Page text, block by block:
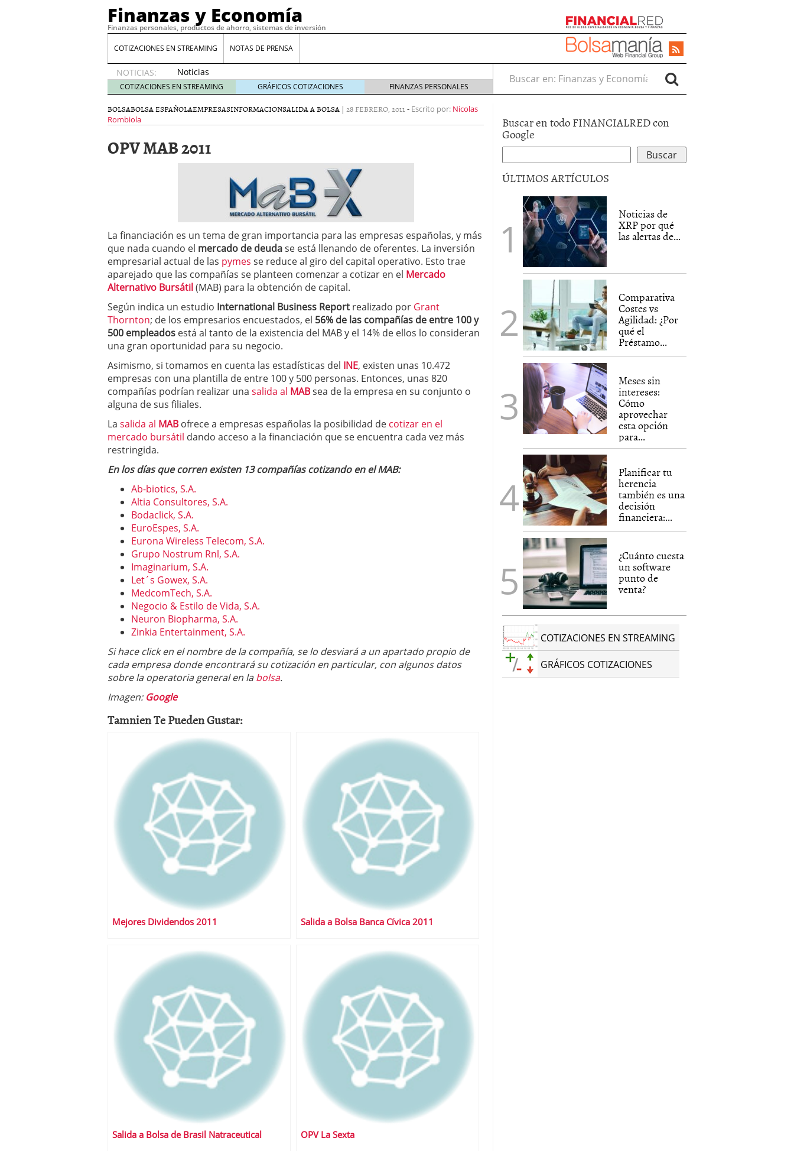
Finanzas y Economía
Finanzas personales, productos de ahorro, sistemas de inversión
COTIZACIONES EN STREAMING NOTAS DE PRENSA
NOTICIAS:
Noticias
de XRP
por qué
las
whales
suelen
llegar
Comparativa Costes vs Agilidad: ¿Por qué el Préstamo Promotor privado
acelera la rentabilidad? 12 de diciembre de 2025
Meses sin intereses: Cómo aprovechar esta opción para gestionar tus
compras 24 de noviembre de 2025
Planificar tu herencia también es una decisión financiera: cómo anticiparte
a los costes 21 de noviembre de 2025
¿Cuánto cuesta un software punto de venta? 3 de octubre de 2025
COTIZACIONES EN STREAMING GRÁFICOS COTIZACIONES FINANZAS PERSONALES
Buscar en:
BOLSABOLSA ESPAÑOLAEMPRESASINFORMACIONSALIDA A BOLSA | 28 FEBRERO, 2011 - Escrito por: Nicolas
Rombiola
OPV MAB 2011
La financiación es un tema de gran importancia para las empresas españolas, y más
que nada cuando el mercado de deudase está llenando de oferentes. La inversión
empresarial actual de las pymes se reduce al giro del capital operativo. Esto trae
aparejado que las compañías se planteen comenzar a cotizar en el Mercado
Alternativo Bursátil(MAB) para la obtención de capital.
Según indica un estudio International Business Report realizado por Grant
Thornton; de los empresarios encuestados, el 56% de las compañías de entre 100 y
500 empleados está al tanto de la existencia del MAB y el 14% de ellos lo consideran
una gran oportunidad para su negocio.
Asimismo, si tomamos en cuenta las estadísticas del INE, existen unas 10.472
empresas con una plantilla de entre 100 y 500 personas. Entonces, unas 820
compañías podrían realizar una salida al MABsea de la empresa en su conjunto o
alguna de sus filiales.
La salida al MABofrece a empresas españolas la posibilidad de cotizar en el
mercado bursátil dando acceso a la financiación que se encuentra cada vez más
restringida.
En los días que corren existen 13 compañías cotizando en el MAB:
Ab-biotics, S.A.
Altia Consultores, S.A.
Bodaclick, S.A.
EuroEspes, S.A.
Eurona Wireless Telecom, S.A.
Grupo Nostrum Rnl, S.A.
Imaginarium, S.A.
Let´s Gowex, S.A.
MedcomTech, S.A.
Negocio & Estilo de Vida, S.A.
Neuron Biopharma, S.A.
Zinkia Entertainment, S.A.
Si hace click en el nombre de la compañía, se lo desviará a un apartado propio de
cada empresa donde encontrará su cotización en particular, con algunos datos
sobre la operatoria general en labolsa.
Imagen: Google
Tamnien Te Pueden Gustar:
Mejores Dividendos 2011 Salida a Bolsa Banca Cívica 2011
Salida a Bolsa de Brasil Natraceutical OPV La Sexta
Buscar en todo FINANCIALRED con
Google
ÚLTIMOS ARTÍCULOS
Noticias de
XRP por qué
las alertas de...
Comparativa
Costes vs
Agilidad: ¿Por
qué el
Préstamo...
Meses sin
intereses:
Cómo
aprovechar
esta opción
para...
Planificar tu
herencia
también es una
decisión
financiera:...
¿Cuánto cuesta
un software
punto de
venta?
COTIZACIONES EN STREAMING
GRÁFICOS COTIZACIONES